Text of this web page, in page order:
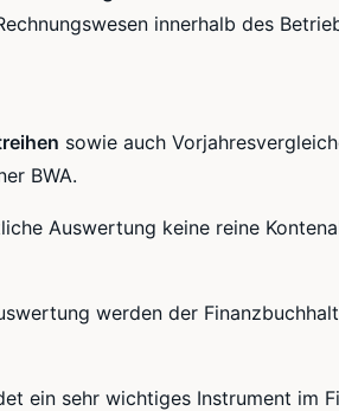
innerhalb des
sowie auch
BWA.
Auswertung keine reine
werden der
ein sehr wichtiges Instrument im